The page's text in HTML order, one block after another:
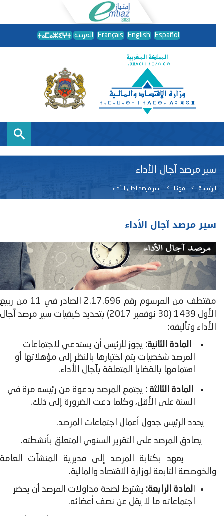
العربية Français English Español
سير مرصد آجال الأداء
الرئيسية مهننا سير مرصد آجال الأداء
سير مرصد آجال الأداء
مقتطف من المرسوم رقم 2.17.696 الصادر في 11 من ربيع
الأول 1439 (30 نوفمبر 2017) بتحديد كيفيات سير مرصد آجال
الأداء وتأليفه:
المادة الثانية: يجوز للرئيس أن يستدعي لاجتماعات
المرصد شخصيات يتم اختيارها بالنظر إلى مؤهلاتها أو
اهتمامها بالقضايا المتعلقة بآجال الأداء.
المادة الثالثة : يجتمع المرصد بدعوة من رئيسه مرة في
السنة على الأقل، وكلما دعت الضرورة إلى ذلك.
يحدد الرئيس جدول أعمال اجتماعات المرصد.
يصادق المرصد على التقرير السنوي المتعلق بأنشطته.
يعهد بكتابة المرصد إلى مديرية المنشآت العامة
والخوصصة التابعة لوزارة الاقتصاد والمالية.
لمادة الرابعة: يشترط لصحة مداولات المرصد أن يحضر
اجتماعاته ما لا يقل عن نصف أعضائه.